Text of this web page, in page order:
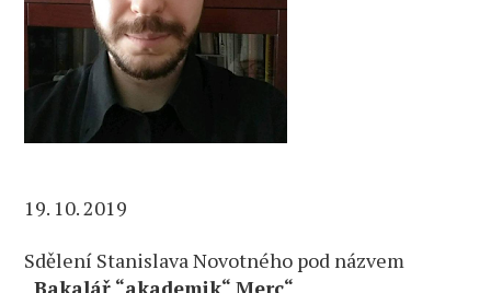
19. 10. 2019
Sdělení Stanislava Novotného pod názvem
„Bakalář “akademik“ Merc“